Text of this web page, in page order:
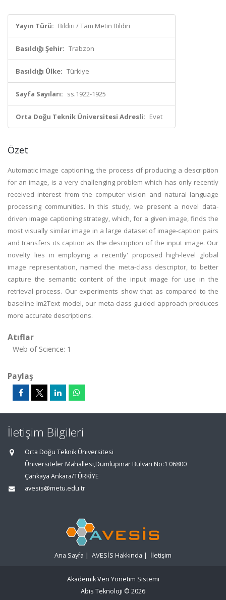
Yayın Türü: Bildiri / Tam Metin Bildiri
Basıldığı Şehir: Trabzon
Basıldığı Ülke: Türkiye
Sayfa Sayıları: ss.1922-1925
Orta Doğu Teknik Üniversitesi Adresli: Evet
Özet
Automatic image captioning, the process cif producing a description
for an image, is a very challenging problem which has only recently
received interest from the computer vision and natural language
processing communities. In this study, we present a novel data-
driven image captioning strategy, which, for a given image, finds the
most visually similar image in a large dataset of image-caption pairs
and transfers its caption as the description of the input image. Our
novelty lies in employing a recently' proposed high-level global
image representation, named the meta-class descriptor, to better
capture the semantic content of the input image for use in the
retrieval process. Our experiments show that as compared to the
baseline Im2Text model, our meta-class guided approach produces
more accurate descriptions.
Atıflar
Web of Science: 1
Paylaş
İletişim Bilgileri
Orta Doğu Teknik Üniversitesi
Üniversiteler Mahallesi,Dumlupınar Bulvarı No:1 06800
Çankaya Ankara/TÜRKİYE
avesis@metu.edu.tr
Ana Sayfa | AVESİS Hakkında | İletişim
Akademik Veri Yönetim Sistemi
Abis Teknoloji © 2026